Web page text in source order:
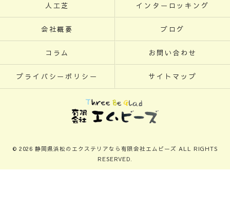
人工芝 インターロッキング
会社概要 ブログ
コラム お問い合わせ
プライバシーポリシー サイトマップ
© 2026 静岡県浜松のエクステリアなら有限会社エムビーズ ALL RIGHTS
RESERVED.